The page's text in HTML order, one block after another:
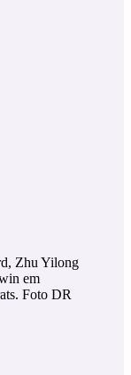
Zhu Yilong
em
Foto DR